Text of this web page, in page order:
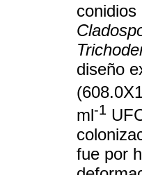
diseño
ml-1
fue por